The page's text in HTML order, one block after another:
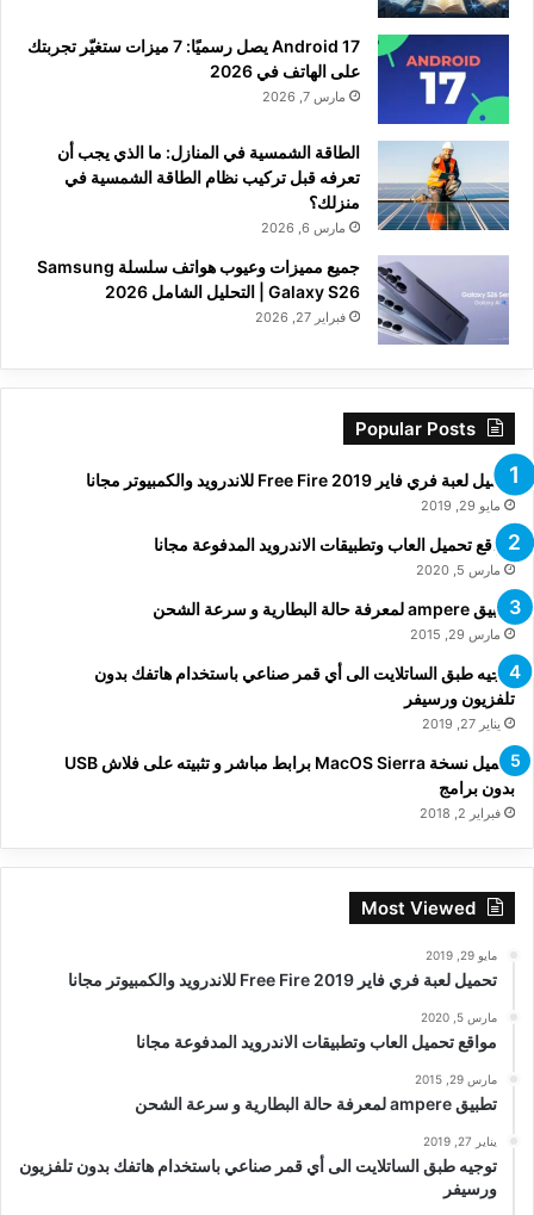
Android 17 يصل رسميًا: 7 ميزات ستغيّر تجربتك
على الهاتف في 2026
مارس 7, 2026
الطاقة الشمسية في المنازل: ما الذي يجب أن
تعرفه قبل تركيب نظام الطاقة الشمسية في
منزلك؟
مارس 6, 2026
جميع مميزات وعيوب هواتف سلسلة Samsung
Galaxy S26 | التحليل الشامل 2026
فبراير 27, 2026
Popular Posts
تحميل لعبة فري فاير Free Fire 2019 للاندرويد والكمبيوتر مجانا
مايو 29, 2019
مواقع تحميل العاب وتطبيقات الاندرويد المدفوعة مجانا
مارس 5, 2020
تطبيق ampere لمعرفة حالة البطارية و سرعة الشحن
مارس 29, 2015
توجيه طبق الساتلايت الى أي قمر صناعي باستخدام هاتفك بدون
تلفزيون ورسيفر
يناير 27, 2019
تحميل نسخة MacOS Sierra برابط مباشر و تثبيته على فلاش USB
بدون برامج
فبراير 2, 2018
Most Viewed
مايو 29, 2019
تحميل لعبة فري فاير Free Fire 2019 للاندرويد والكمبيوتر مجانا
مارس 5, 2020
مواقع تحميل العاب وتطبيقات الاندرويد المدفوعة مجانا
مارس 29, 2015
تطبيق ampere لمعرفة حالة البطارية و سرعة الشحن
يناير 27, 2019
توجيه طبق الساتلايت الى أي قمر صناعي باستخدام هاتفك بدون تلفزيون
ورسيفر